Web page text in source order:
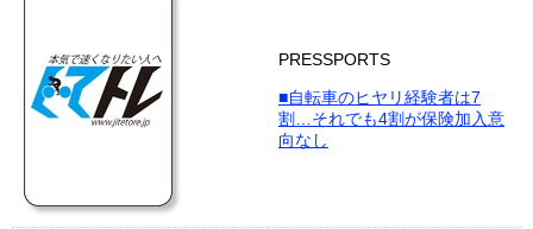
PRESSPORTS
■自転車のヒヤリ経験者は7
割…それでも4割が保険加入意
向なし